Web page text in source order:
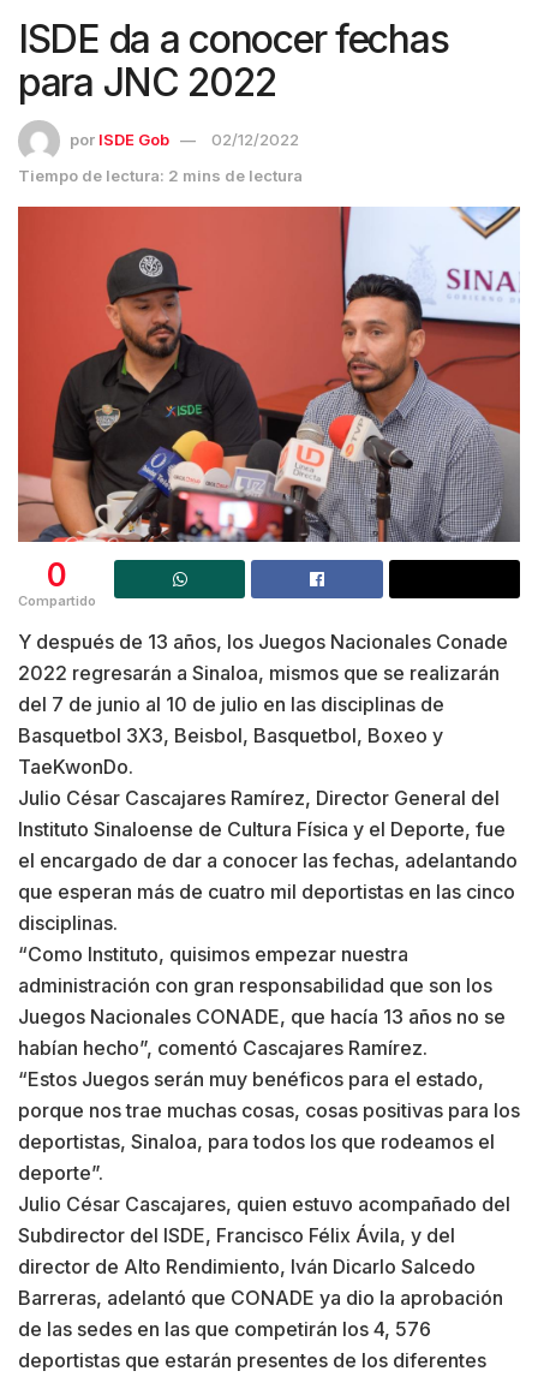
ISDE da a conocer fechas
para JNC 2022
por ISDE Gob
02/12/2022
Tiempo de lectura: 2 mins de lectura
0
Compartido
Y después de 13 años, los Juegos Nacionales Conade
2022 regresarán a Sinaloa, mismos que se realizarán
del 7 de junio al 10 de julio en las disciplinas de
Basquetbol 3X3, Beisbol, Basquetbol, Boxeo y
TaeKwonDo.
Julio César Cascajares Ramírez, Director General del
Instituto Sinaloense de Cultura Física y el Deporte, fue
el encargado de dar a conocer las fechas, adelantando
que esperan más de cuatro mil deportistas en las cinco
disciplinas.
“Como Instituto, quisimos empezar nuestra
administración con gran responsabilidad que son los
Juegos Nacionales CONADE, que hacía 13 años no se
habían hecho”, comentó Cascajares Ramírez.
“Estos Juegos serán muy benéficos para el estado,
porque nos trae muchas cosas, cosas positivas para los
deportistas, Sinaloa, para todos los que rodeamos el
deporte”.
Julio César Cascajares, quien estuvo acompañado del
Subdirector del ISDE, Francisco Félix Ávila, y del
director de Alto Rendimiento, Iván Dicarlo Salcedo
Barreras, adelantó que CONADE ya dio la aprobación
de las sedes en las que competirán los 4, 576
deportistas que estarán presentes de los diferentes